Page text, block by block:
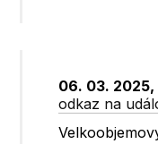
06. 03. 2025,
odkaz na